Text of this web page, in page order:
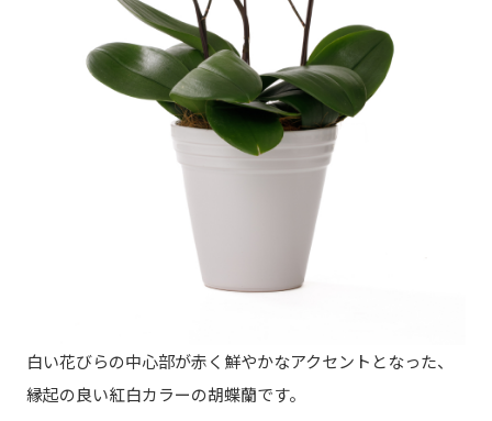
白い花びらの中心部が赤く鮮やかなアクセントとなった、
縁起の良い紅白カラーの胡蝶蘭です。